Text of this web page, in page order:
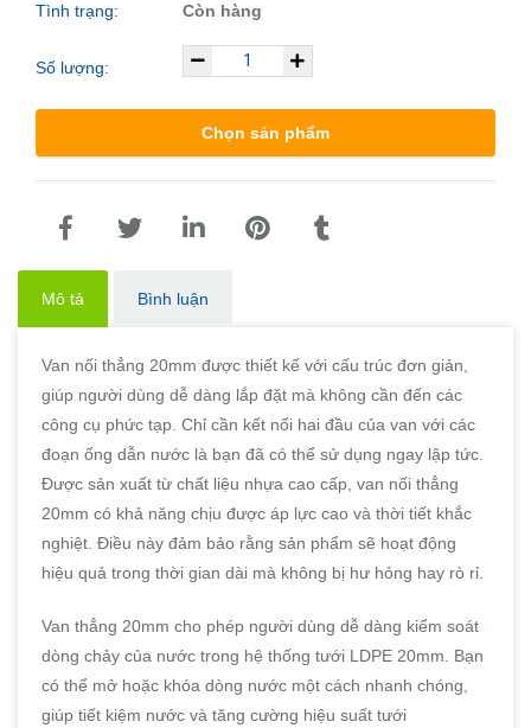
Tình trạng: Còn hàng
Số lượng:
Chọn sản phẩm
Mô tả Bình luận
Van nối thẳng 20mm được thiết kế với cấu trúc đơn giản,
giúp người dùng dễ dàng lắp đặt mà không cần đến các
công cụ phức tạp. Chỉ cần kết nối hai đầu của van với các
đoạn ống dẫn nước là bạn đã có thể sử dụng ngay lập tức.
Được sản xuất từ chất liệu nhựa cao cấp, van nối thẳng
20mm có khả năng chịu được áp lực cao và thời tiết khắc
nghiệt. Điều này đảm bảo rằng sản phẩm sẽ hoạt động
hiệu quả trong thời gian dài mà không bị hư hỏng hay rò rỉ.
Van thẳng 20mm cho phép người dùng dễ dàng kiểm soát
dòng chảy của nước trong hệ thống tưới LDPE 20mm. Bạn
có thể mở hoặc khóa dòng nước một cách nhanh chóng,
giúp tiết kiệm nước và tăng cường hiệu suất tưới